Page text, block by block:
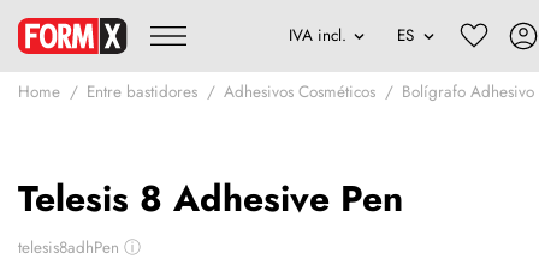
Home Entre bastidores Adhesivos Cosméticos Bolígrafo Adhesivo
Telesis 8 Adhesive Pen
telesis8adhPen ⓘ